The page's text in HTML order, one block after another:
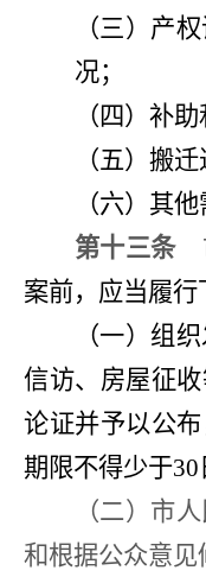
（三）产
况；
（四）补
（五）搬
（六）其
第十三条
案前，应当履行
（一）组
信访、房屋征
论证并予以公
期限不得少于30
（二）市
和根据公众意见